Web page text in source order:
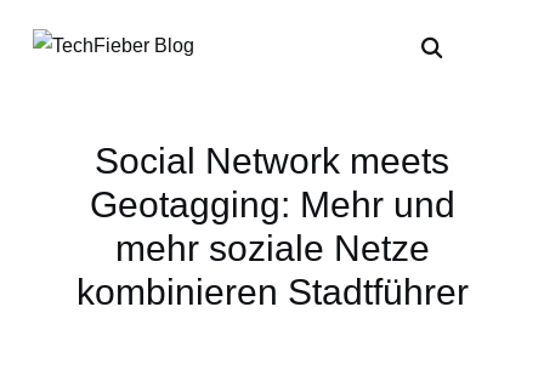
Social Network meets
Geotagging: Mehr und
mehr soziale Netze
kombinieren Stadtführer